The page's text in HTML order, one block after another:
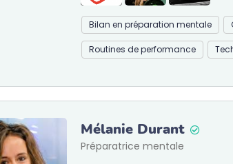
Bilan en préparation mentale
Routines de performance
Mélanie Durant
Préparatrice mentale